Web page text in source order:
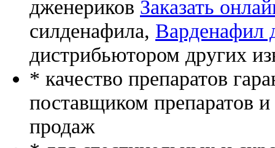
дженериков Заказать
силденафила, Варденафил
дистрибьютором других
* качество препаратов
поставщиком препаратов
продаж